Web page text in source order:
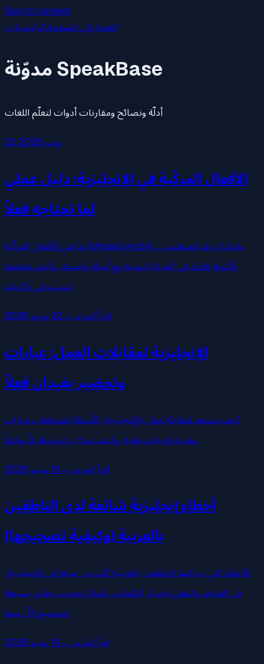
Skip to content
←العودة إلى الصفحة الرئيسية
مدوّنة SpeakBase
أدلّة ونصائح ومقارنات أدوات لتعلّم اللغات
22 يونيو 2026
الأفعال المركّبة في الإنجليزية: دليل عملي
لما تحتاجه فعلاً
ما هي الأفعال المركّبة (phrasal verbs)، ولماذا تربك المتعلمين،
وأكثرها فائدة في الحياة اليومية مع أمثلة واضحة، وكيف تتعلمها
لتثبت في ذاكرتك.
اقرأ المزيد →22 يونيو 2026
الإنجليزية لمقابلات العمل: عبارات
وتحضير يفيدان فعلاً
كيف تستعد لمقابلة عمل بالإنجليزية: الأسئلة المتوقعة، وعبارات
مفيدة لإجابات قوية، وكيف تتدرّب لتبدو هادئاً وواثقاً.
اقرأ المزيد →19 يونيو 2026
أخطاء إنجليزية شائعة لدى الناطقين
بالعربية (وكيفية تصحيحها)
الأخطاء التي يرتكبها الناطقون بالعربية أكثر من غيرها في الإنجليزية،
في القواعد والنطق واختيار الكلمات، ولماذا تحدث، وطرق بسيطة
لتصحيح كلّ منها.
اقرأ المزيد →19 يونيو 2026